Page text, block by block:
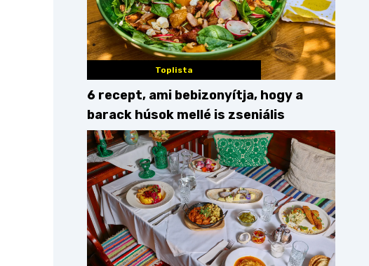
Toplista
6 recept, ami bebizonyítja, hogy a
barack húsok mellé is zseniális